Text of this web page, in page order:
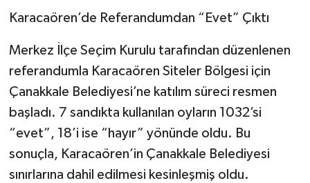
Karacaören’de Referandumdan “Evet” Çıktı
Merkez İlçe Seçim Kurulu tarafından düzenlenen
referandumla Karacaören Siteler Bölgesi için
Çanakkale Belediyesi’ne katılım süreci resmen
başladı. 7 sandıkta kullanılan oyların 1032’si
“evet”, 18’i ise “hayır” yönünde oldu. Bu
sonuçla, Karacaören’in Çanakkale Belediyesi
sınırlarına dahil edilmesi kesinleşmiş oldu.